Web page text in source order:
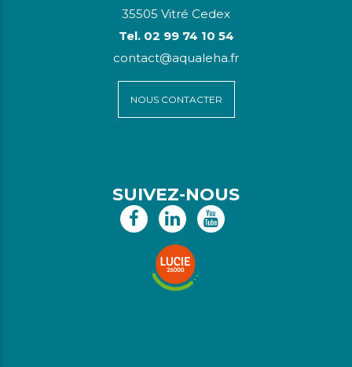
35505 Vitré Cedex
Tel. 02 99 74 10 54
contact@aqualeha.fr
NOUS CONTACTER
SUIVEZ-NOUS